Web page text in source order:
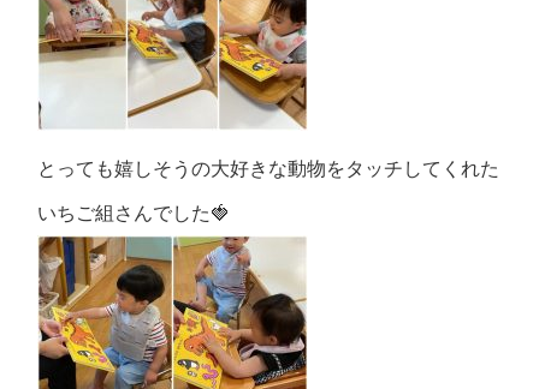
とっても嬉しそうの大好きな動物をタッチしてくれた
いちご組さんでした🍓